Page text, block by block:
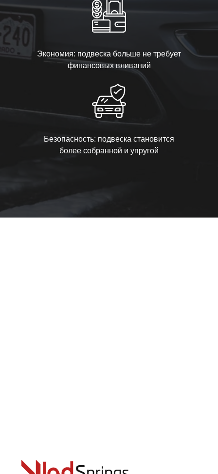
Экономия: подвеска больше не требует
финансовых вливаний
Безопасность: подвеска становится
более собранной и упругой